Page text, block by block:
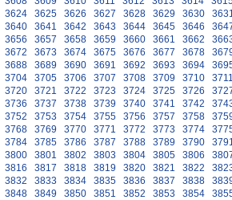
3624 3625 3626 3627 3628 3629 3630
3640 3641 3642 3643 3644 3645 3646
3656 3657 3658 3659 3660 3661 3662
3672 3673 3674 3675 3676 3677 3678
3688 3689 3690 3691 3692 3693 3694
3704 3705 3706 3707 3708 3709 3710
3720 3721 3722 3723 3724 3725 3726
3736 3737 3738 3739 3740 3741 3742
3752 3753 3754 3755 3756 3757 3758
3768 3769 3770 3771 3772 3773 3774
3784 3785 3786 3787 3788 3789 3790
3800 3801 3802 3803 3804 3805 3806
3816 3817 3818 3819 3820 3821 3822
3832 3833 3834 3835 3836 3837 3838
3848 3849 3850 3851 3852 3853 3854